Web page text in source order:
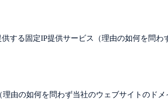
する固定IP提供サービス（理由の如何を問わ
由の如何を問わず当社のウェブサイトのド